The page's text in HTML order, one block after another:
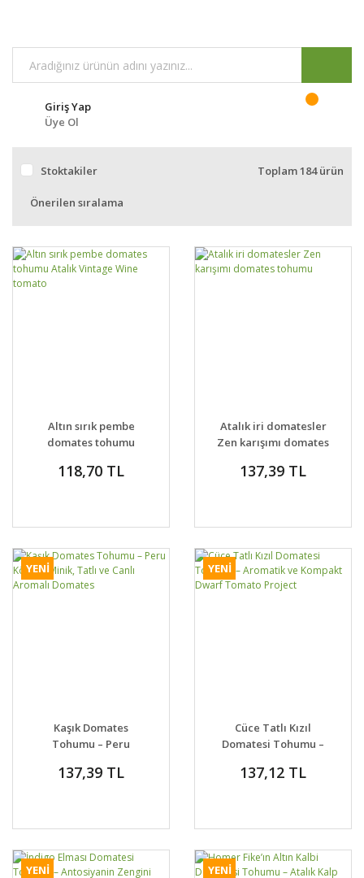
Giriş Yap
Üye Ol
Stoktakiler Toplam 184 ürün
Altın sırık pembe
domates tohumu
tomato
118,70 TL
Atalık iri domatesler
Zen karışımı domates
137,39 TL
YENİ
Kaşık Domates
Tohumu – Peru
Canlı Aromalı
137,39 TL
YENİ
Cüce Tatlı Kızıl
Domatesi Tohumu –
Dwarf Tomato Project
137,12 TL
YENİ YENİ